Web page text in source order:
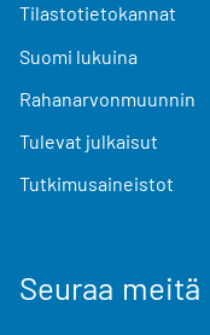
Tilastotietokannat
Suomi lukuina
Rahanarvonmuunnin
Tulevat julkaisut
Tutkimusaineistot
Seuraa meitä